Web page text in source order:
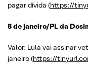
pagar dívida (https://
8 de janeiro/PL da
Valor: Lula vai assinar
janeiro (https://